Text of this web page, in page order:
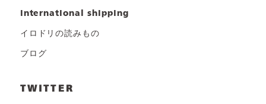
international shipping
イロドリの読みもの
ブログ
TWITTER